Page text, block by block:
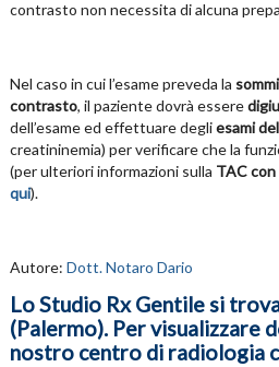
contrasto non necessita di alcuna
Nel caso in cui l’esame preveda la
contrasto, il paziente dovrà essere
dell’esame ed effettuare degliesami
creatininemia) per verificare che la
(per ulteriori informazioni sulla TAC
qui).
Autore: Dott. Notaro Dario
Lo Studio Rx Gentile si
(Palermo). Per visualizzare
nostro centro di radiologia